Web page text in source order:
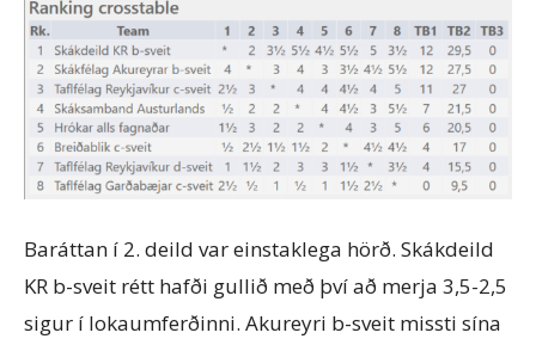
Baráttan í 2. deild var einstaklega hörð. Skákdeild
KR b-sveit rétt hafði gullið með því að merja 3,5-2,5
sigur í lokaumferðinni. Akureyri b-sveit missti sína